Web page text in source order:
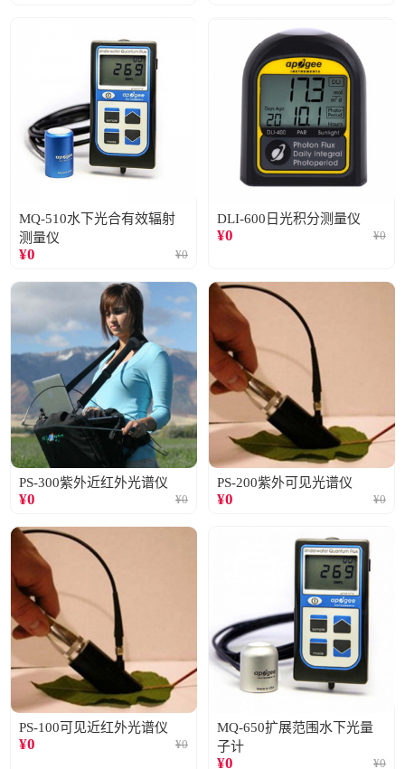
MQ-510水下光合有效辐射
测量仪
¥0 ¥0
DLI-600日光积分测量仪
¥0 ¥0
PS-300紫外近红外光谱仪
¥0 ¥0
PS-200紫外可见光谱仪
¥0 ¥0
PS-100可见近红外光谱仪
¥0 ¥0
MQ-650扩展范围水下光量
子计
¥0 ¥0